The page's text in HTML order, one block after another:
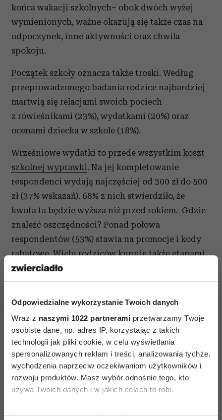
Odpowiedzialne wykorzystanie Twoich danych
Wraz z naszymi 1022 partnerami przetwarzamy Twoje
osobiste dane, np. adres IP, korzystając z takich
technologii jak pliki cookie, w celu wyświetlania
spersonalizowanych reklam i treści, analizowania tychże,
wychodzenia naprzeciw oczekiwaniom użytkowników i
rozwoju produktów. Masz wybór odnośnie tego, kto
używa Twoich danych i w jakich celach to robi.
Jeśli wyrazisz na to zgodę, chcielibyśmy również:
końca wakacji szkolnych– obok dwóch wyżej
wymienionych, ważne okazują się także czas na
odpoczynek, inne aktywności oraz chwila
spokoju.
Początek szkoły oznacza także troski. Według
przeprowadzonego badania rodzice najbardziej
martwią się relacjami swoich pociech
z rówieśnikami (23%), wydatkami (20%) oraz
ocenami dziecka w szkole (18%).
Wrześniowe wydatki to przede wszystkim koszt
szkolnej wyprawki. Na jej kompletowanie
respondenci wydają najczęściej od 300 zł do 500
zł (37% wskazań). 68% z nich stwierdziło, że
kwota ta będzie wyższa niż przed rokiem. Gdzie
znaleźć oszczędności? Ponad połowa
respondentów (53%) stawia na promocje i kody
rabatowe. Wielu rodziców kupuje także etapami
(na takie rozwiązanie decyduje się 43%
badanych). Niemal trzy czwarte rodziców
niższe ceny i wygoda (unika się poszukiwania
poszczególnych przyborów w kilku różnych
miejscach).